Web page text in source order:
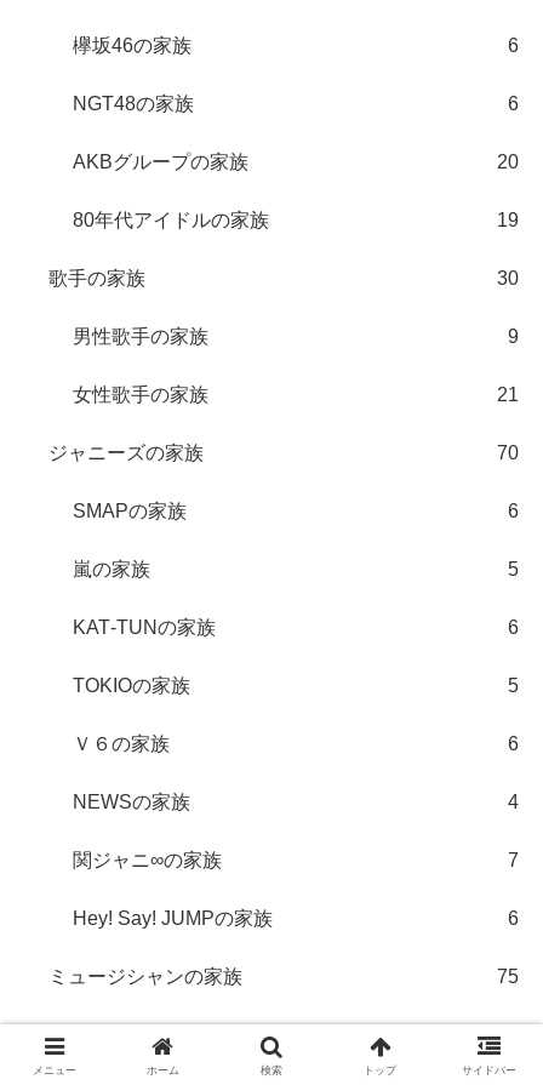
欅坂46の家族 6
NGT48の家族 6
AKBグループの家族 20
80年代アイドルの家族 19
歌手の家族 30
男性歌手の家族 9
女性歌手の家族 21
ジャニーズの家族 70
SMAPの家族 6
嵐の家族 5
KAT‐TUNの家族 6
TOKIOの家族 5
Ｖ６の家族 6
NEWSの家族 4
関ジャニ∞の家族 7
Hey! Say! JUMPの家族 6
ミュージシャンの家族 75
EXILE TRIBE
メニュー ホーム 検索 トップ サイドバー